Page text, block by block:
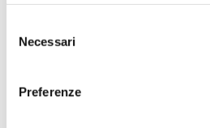
delNecessari
Preferenze
Aziendale per Lavori Servizi
Aggiudicatario Nome:
Importo Aggiudicazione: